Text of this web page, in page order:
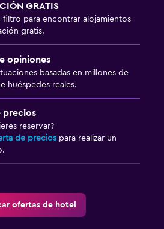
GRATIS
filtro para encontrar alojamientos
gratis.
opiniones
basadas en millones de
huéspedes reales.
precios
reservar?
de precios para realizar un
ofertas de hotel